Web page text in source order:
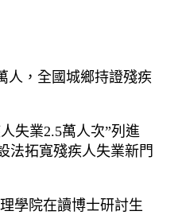
人，全國城鄉持證殘疾
失業2.5萬人次”列進
法拓寬殘疾人失業新門
學院在讀博士研討生